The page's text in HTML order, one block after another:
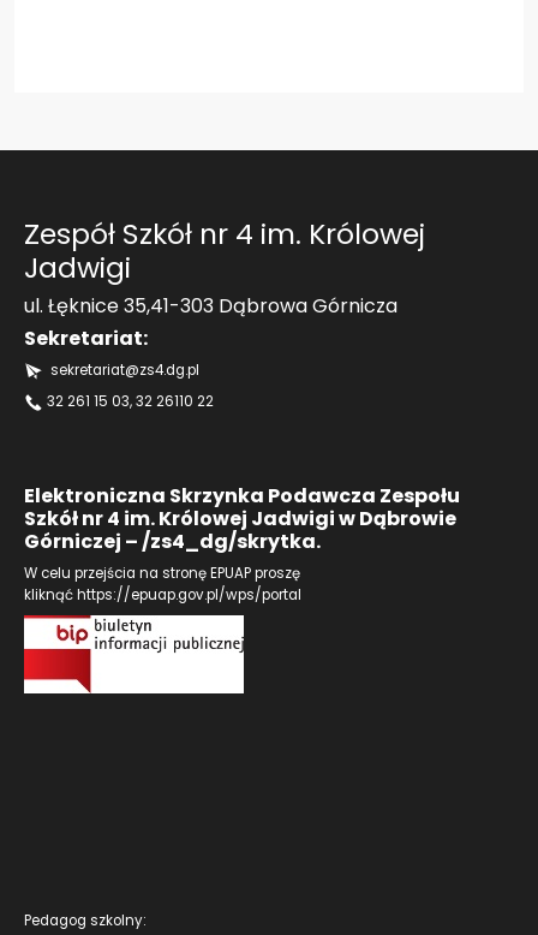
Zespół Szkół nr 4 im. Królowej
Jadwigi
ul. Łęknice 35,41-303 Dąbrowa Górnicza
Sekretariat:
sekretariat@zs4.dg.pl
32 261 15 03, 32 26110 22
Elektroniczna Skrzynka Podawcza Zespołu
Szkół nr 4 im. Królowej Jadwigi w Dąbrowie
Górniczej – /zs4_dg/skrytka.
W celu przejścia na stronę EPUAP proszę
kliknąćhttps://epuap.gov.pl/wps/portal
Pedagog szkolny: